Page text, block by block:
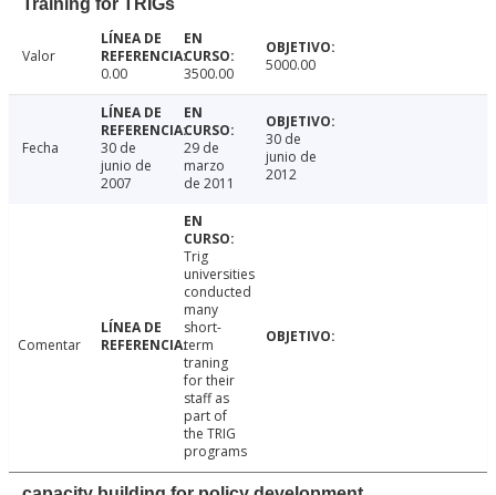
Training for TRIGs
Valor
0.00
3500.00 5000.00
Fecha
30 de
junio de
2007
29 de
marzo
de 2011
30 de
junio de
2012
Comentar
Trig
universities
conducted
many
short-
term
traning
for their
staff as
part of
the TRIG
programs